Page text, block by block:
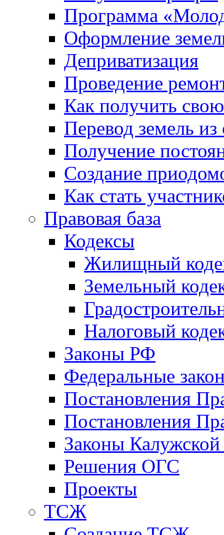
Программа
Оформление
Деприватизация
Проведение
Как получить
Перевод земель
Получение
Создание
Как стать
Правовая база
Кодексы
Жилищный
Земельный
Налоговый
Законы РФ
Федеральные
Постановления
Постановления
Законы Калужской
Решения ОГС
Проекты
ТСЖ